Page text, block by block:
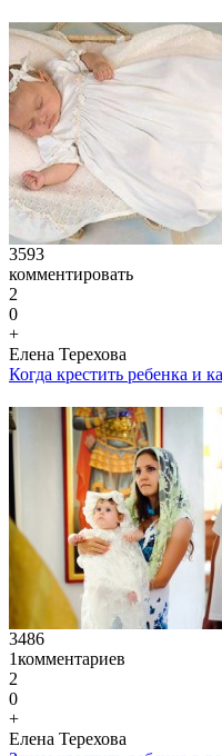
3593
комментировать
2
0
+
Елена Терехова
Когда крестить ребенка и
3486
1комментариев
2
0
+
Елена Терехова